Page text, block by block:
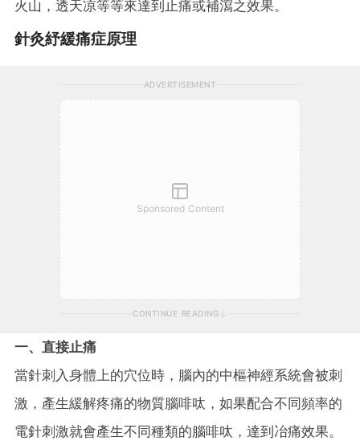
火山，透天凉等等來達到止痛或補瀉之效果。
針灸紓緩痛症原理
ADVERTISEMENT
Sponsored Content
CONTINUE READING
一、直接止痛
當針刺入身體上的穴位時，腦內的中樞神經系統會被刺
激，產生緩解疼痛的物質腦啡呔，如果配合不同頻率的
電針刺激就會產生不同種類的腦啡呔，達到冶痛效果。